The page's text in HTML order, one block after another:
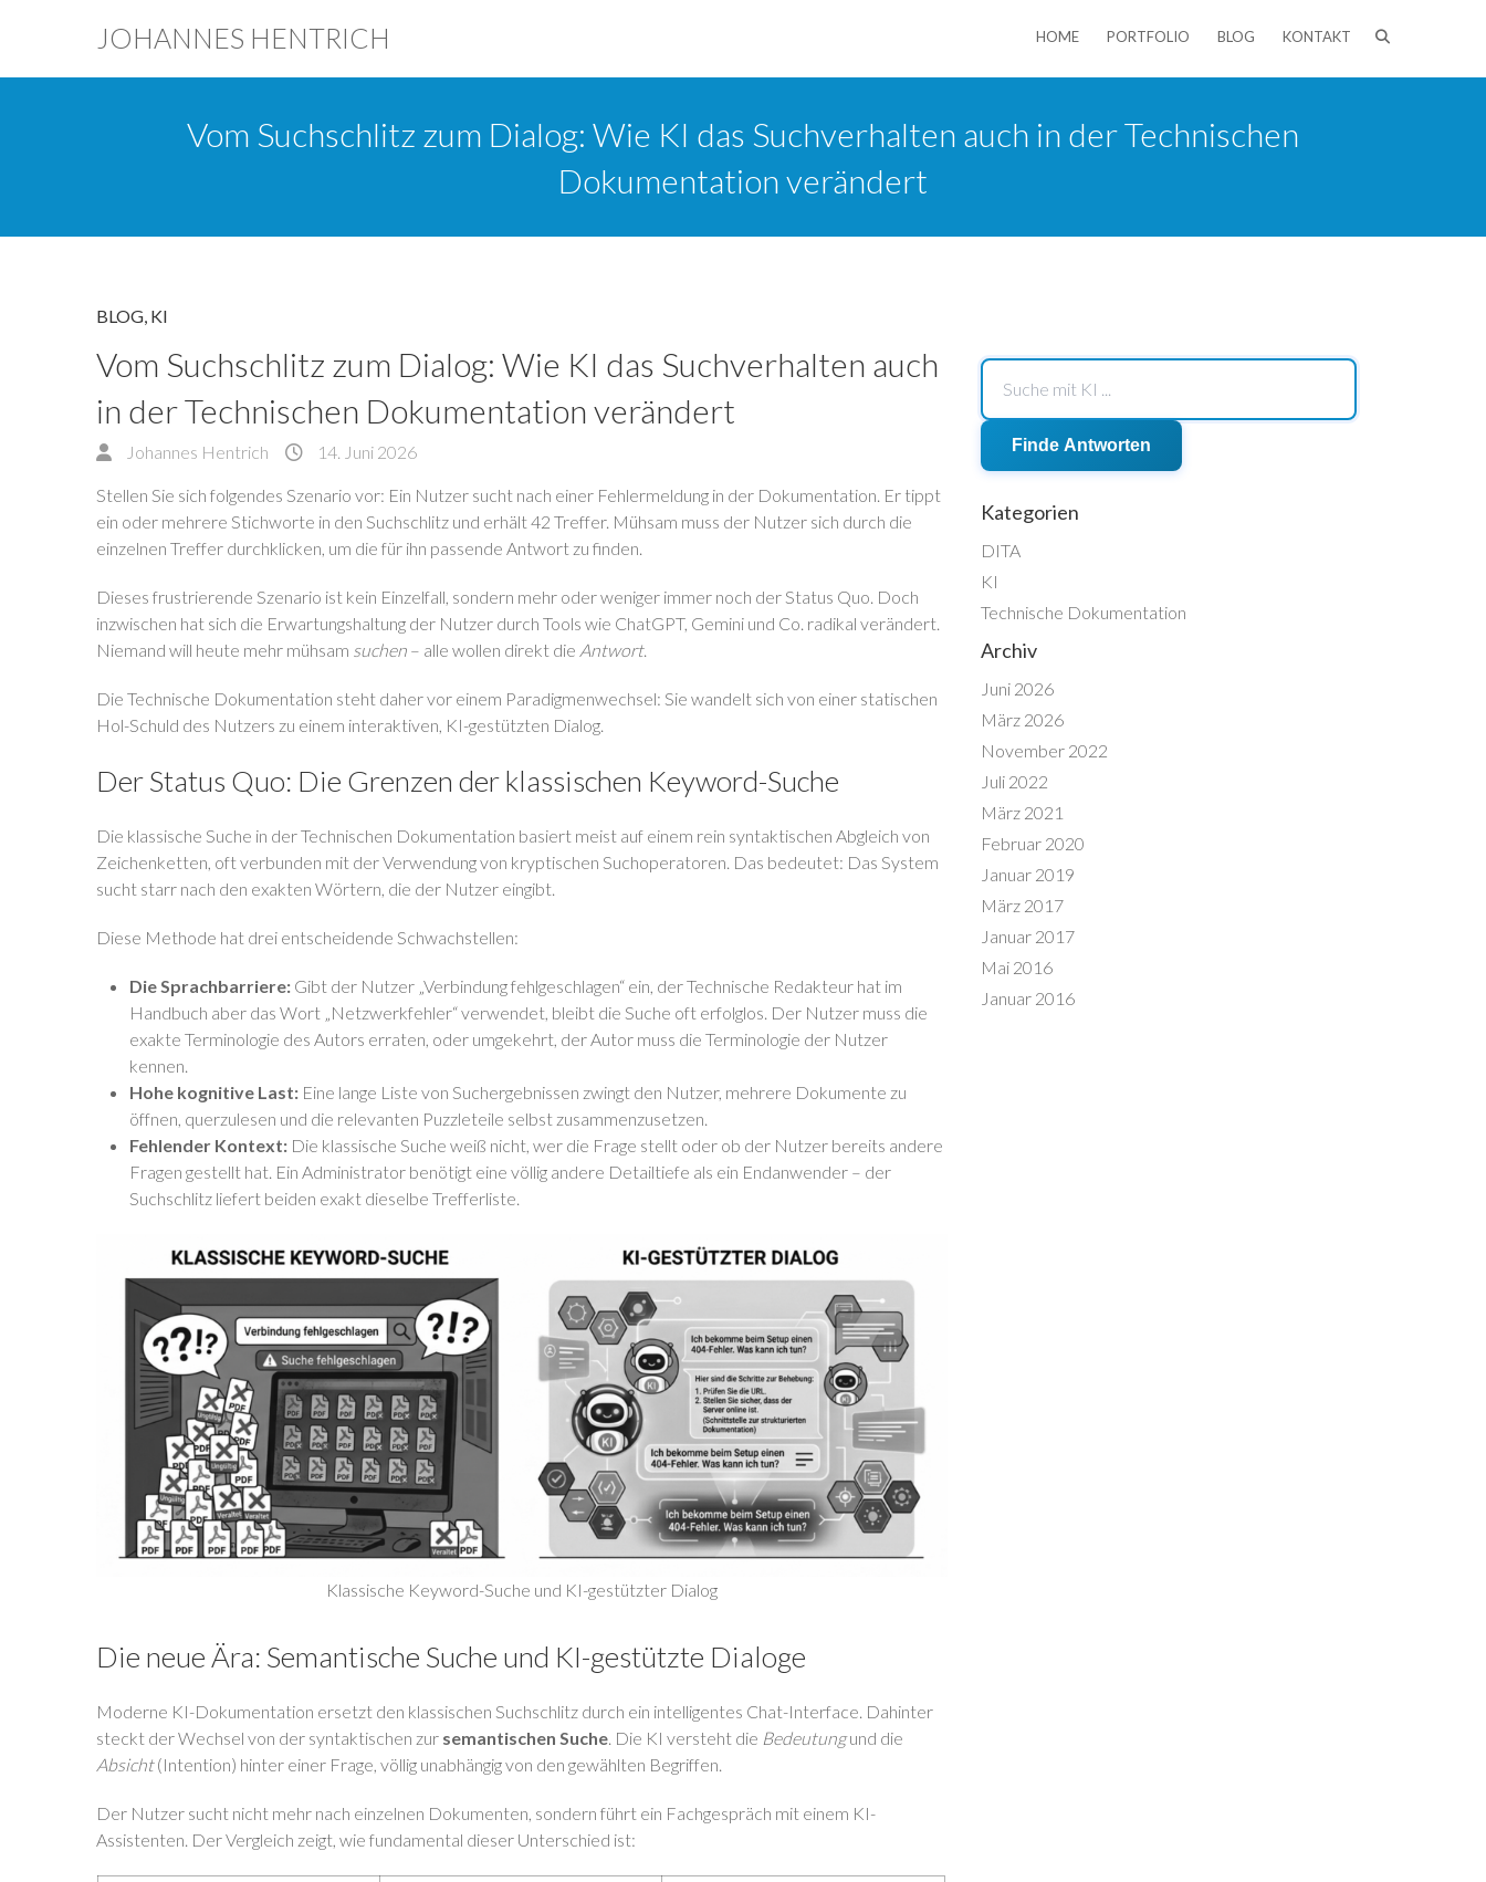
JOHANNES HENTRICH HOME PORTFOLIO BLOG KONTAKT
Vom Suchschlitz zum Dialog: Wie KI das Suchverhalten auch in der Technischen
Dokumentation verändert
BLOG, KI
Vom Suchschlitz zum Dialog: Wie KI das Suchverhalten auch
in der Technischen Dokumentation verändert
Johannes Hentrich 14. Juni 2026
Stellen Sie sich folgendes Szenario vor: Ein Nutzer sucht nach einer Fehlermeldung in der Dokumentation. Er tippt
ein oder mehrere Stichworte in den Suchschlitz und erhält 42 Treffer. Mühsam muss der Nutzer sich durch die
einzelnen Treffer durchklicken, um die für ihn passende Antwort zu finden.
Dieses frustrierende Szenario ist kein Einzelfall, sondern mehr oder weniger immer noch der Status Quo. Doch
inzwischen hat sich die Erwartungshaltung der Nutzer durch Tools wie ChatGPT, Gemini und Co. radikal verändert.
Niemand will heute mehr mühsam suchen – alle wollen direkt die Antwort.
Die Technische Dokumentation steht daher vor einem Paradigmenwechsel: Sie wandelt sich von einer statischen
Hol-Schuld des Nutzers zu einem interaktiven, KI-gestützten Dialog.
Der Status Quo: Die Grenzen der klassischen Keyword-Suche
Die klassische Suche in der Technischen Dokumentation basiert meist auf einem rein syntaktischen Abgleich von
Zeichenketten, oft verbunden mit der Verwendung von kryptischen Suchoperatoren. Das bedeutet: Das System
sucht starr nach den exakten Wörtern, die der Nutzer eingibt.
Diese Methode hat drei entscheidende Schwachstellen:
Die Sprachbarriere: Gibt der Nutzer „Verbindung fehlgeschlagen“ ein, der Technische Redakteur hat im
Handbuch aber das Wort „Netzwerkfehler“ verwendet, bleibt die Suche oft erfolglos. Der Nutzer muss die
exakte Terminologie des Autors erraten, oder umgekehrt, der Autor muss die Terminologie der Nutzer
kennen.
Hohe kognitive Last: Eine lange Liste von Suchergebnissen zwingt den Nutzer, mehrere Dokumente zu
öffnen, querzulesen und die relevanten Puzzleteile selbst zusammenzusetzen.
Fehlender Kontext: Die klassische Suche weiß nicht, wer die Frage stellt oder ob der Nutzer bereits andere
Fragen gestellt hat. Ein Administrator benötigt eine völlig andere Detailtiefe als ein Endanwender – der
Suchschlitz liefert beiden exakt dieselbe Trefferliste.
Klassische Keyword-Suche und KI-gestützter Dialog
Die neue Ära: Semantische Suche und KI-gestützte Dialoge
Moderne KI-Dokumentation ersetzt den klassischen Suchschlitz durch ein intelligentes Chat-Interface. Dahinter
steckt der Wechsel von der syntaktischen zur semantischen Suche . Die KI versteht die Bedeutungund die
Absicht(Intention) hinter einer Frage, völlig unabhängig von den gewählten Begriffen.
Der Nutzer sucht nicht mehr nach einzelnen Dokumenten, sondern führt ein Fachgespräch mit einem KI-
Assistenten. Der Vergleich zeigt, wie fundamental dieser Unterschied ist:
Finde Antworten
Kategorien
DITA
KI
Technische Dokumentation
Archiv
Juni 2026
März 2026
November 2022
Juli 2022
März 2021
Februar 2020
Januar 2019
März 2017
Januar 2017
Mai 2016
Januar 2016